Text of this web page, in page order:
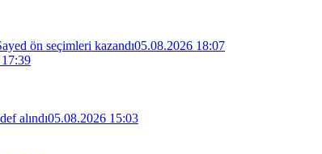
ön seçimleri kazandı05.08.2026 18:07
alındı05.08.2026 15:03